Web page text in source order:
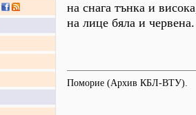
на снага тънка и
на лице бяла и червена.
Поморие (Архив КБЛ-ВТУ).